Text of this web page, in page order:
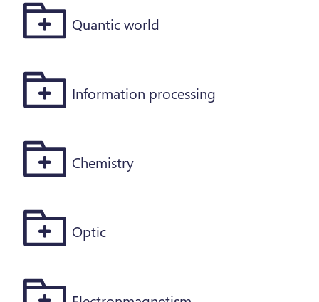
Quantic world
Information processing
Chemistry
Optic